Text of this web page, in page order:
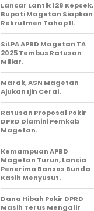
Lancar Lantik 128 Kepsek,
Bupati Magetan Siapkan
Rekrutmen Tahap II.
SiLPA APBD Magetan TA
2025 Tembus Ratusan
Miliar.
Marak, ASN Magetan
Ajukan Ijin Cerai.
Ratusan Proposal Pokir
DPRD Diamini Pemkab
Magetan.
Kemampuan APBD
Magetan Turun, Lansia
Penerima Bansos Bunda
Kasih Menyusut.
Dana Hibah Pokir DPRD
Masih Terus Mengalir